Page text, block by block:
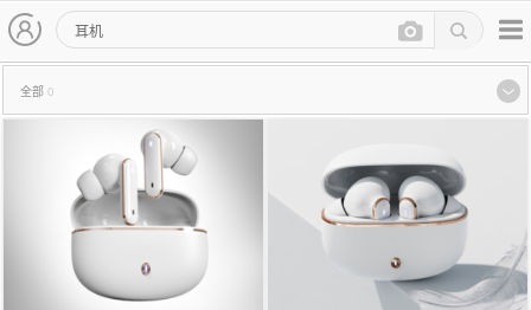
灵感图查询页
主导航
全部 0